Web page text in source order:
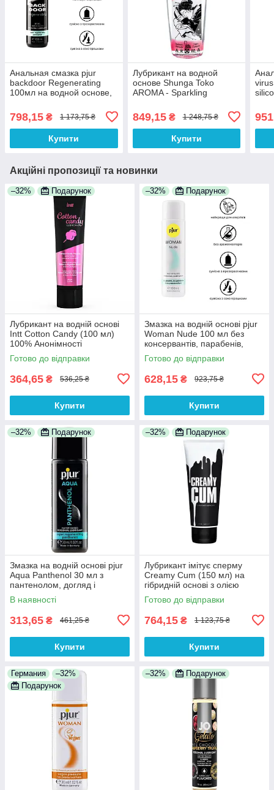
Анальная смазка pjur
backdoor Regenerating
100мл на водной основе,
экстрактом ромашки 100%
Анонімності
798,15 ₴ 1 173,75 ₴
Купити
Лубрикант на водной
основе Shunga Toko
AROMA - Sparkling
не содержит сахар 100%
Анонімності
849,15₴ 1 248,75 ₴
Купити
Акційні пропозиції та новинки
–32% Подарунок
Лубрикант на водній основі
Intt Cotton Candy (100 мл)
100% Анонімності
Готово до відправки
364,65 ₴ 536,25 ₴
Купити
–32% Подарунок
Змазка на водній основі pjur
Woman Nude 100 мл без
консервантів, парабенів,
гліцерину 100% Анонімності
Готово до відправки
628,15 ₴ 923,75 ₴
Купити
–32% Подарунок
Змазка на водній основі pjur
Aqua Panthenol 30 мл з
пантенолом, догляд і
зволоження 100%
Анонімності
В наявності
313,65 ₴ 461,25 ₴
Купити
–32% Подарунок
Лубрикант імітує сперму
Creamy Cum (150 мл) на
гібридній основі з олією
звіробою 100% Анонімності
Готово до відправки
764,15 ₴ 1 123,75 ₴
Купити
Германия
–32%
Подарунок
–32% Подарунок